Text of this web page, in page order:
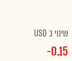
שינוי ב USD
-0.15